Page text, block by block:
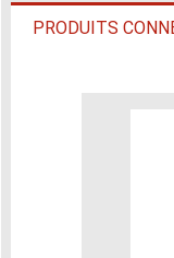
PRODUITS